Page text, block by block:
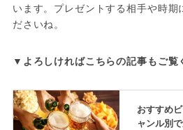
います。プレゼントする相手や時期
ださいね。
▼よろしければこちらの記事もご覧
おすすめ
ャンル別